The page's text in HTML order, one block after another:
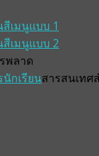
สีเมนูแบบ 1
สีเมนูแบบ 2
พลาด
กเรียนสารสนเทศ